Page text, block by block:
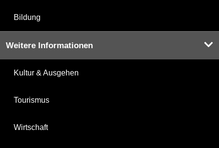
Bildung
Weitere Informationen
Kultur & Ausgehen
Tourismus
Wirtschaft